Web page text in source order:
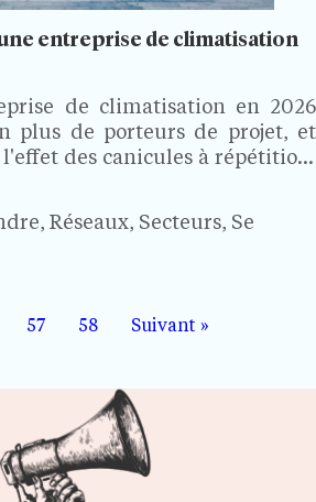
entreprise de climatisation
de climatisation en 2026
plus de porteurs de projet, et
l'effet des canicules à répétition,
désormais climatisés en
Réseaux, Secteurs, Se
57 58 Suivant »